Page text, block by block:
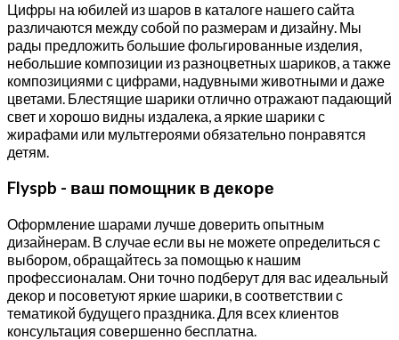
Цифры на юбилей из шаров в каталоге нашего сайта
различаются между собой по размерам и дизайну. Мы
рады предложить большие фольгированные изделия,
небольшие композиции из разноцветных шариков, а также
композициями с цифрами, надувными животными и даже
цветами. Блестящие шарики отлично отражают падающий
свет и хорошо видны издалека, а яркие шарики с
жирафами или мультгероями обязательно понравятся
детям.
Flyspb - ваш помощник в декоре
Оформление шарами лучше доверить опытным
дизайнерам. В случае если вы не можете определиться с
выбором, обращайтесь за помощью к нашим
профессионалам. Они точно подберут для вас идеальный
декор и посоветуют яркие шарики, в соответствии с
тематикой будущего праздника. Для всех клиентов
консультация совершенно бесплатна.